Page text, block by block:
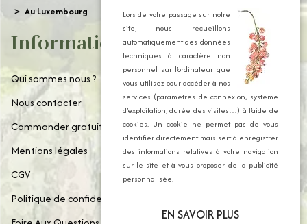
Au Luxembourg
Informations
Qui sommes nous ?
Nous contacter
Commander gratuitement notre catalogue
Mentions légales
CGV
Politique de confidentialité
Lors de votre passage sur notre
site, nous recueillons
automatiquement des données
techniques à caractère non
personnel sur l’ordinateur que
vous utilisez pour accéder à nos
services (paramètres de connexion, système
d’exploitation, durée des visites…) à l’aide de
cookies. Un cookie ne permet pas de vous
identifier directement mais sert à enregistrer
des informations relatives à votre navigation
sur le site et à vous proposer de la publicité
personnalisée.
EN SAVOIR PLUS